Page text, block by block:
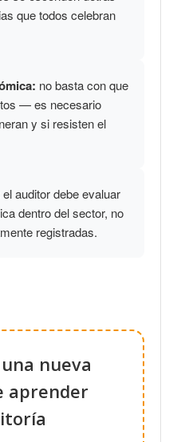
que todos celebran
no basta con que
— es necesario
y si resisten el
el auditor debe evaluar
dentro del sector, no
registradas.
nueva
aprender